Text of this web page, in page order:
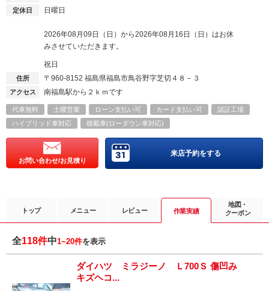
定休日 日曜日
2026年08月09日（日）から2026年08月16日（日）はお休
みさせていただきます。
祝日
住所 〒960-8152 福島県福島市鳥谷野字芝切４８－３
アクセス 南福島駅から２ｋｍです
代車無料 土曜営業 ローン支払い可 カード支払い可
認証工場
ハイブリッド車対応
積載車(ローダウン車対応)
お問い合わせ/お見積り
来店予約をする
トップ メニュー レビュー 作業実績
地図・
クーポン
全118件中1~20件を表示
ダイハツ ミラジーノ Ｌ700Ｓ 傷凹み
キズヘコ...